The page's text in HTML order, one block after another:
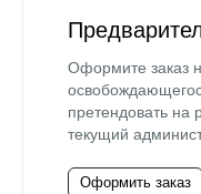
Оформите заказ
претендовать на
текущий
Оформить заказ